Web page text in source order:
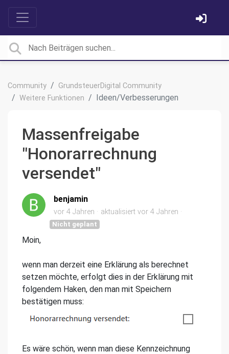
Community
GrundsteuerDigital Community
Weitere Funktionen
Ideen/Verbesserungen
Massenfreigabe
"Honorarrechnung
versendet"
benjamin
vor 4 Jahren aktualisiert vor 4 Jahren
Nicht geplant
Moin,
wenn man derzeit eine Erklärung als berechnet
setzen möchte, erfolgt dies in der Erklärung mit
folgendem Haken, den man mit Speichern
bestätigen muss:
Es wäre schön, wenn man diese Kennzeichnung